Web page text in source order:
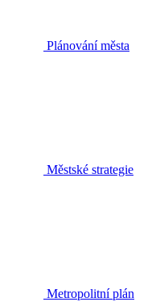
Plánování města
Městské strategie
Metropolitní plán